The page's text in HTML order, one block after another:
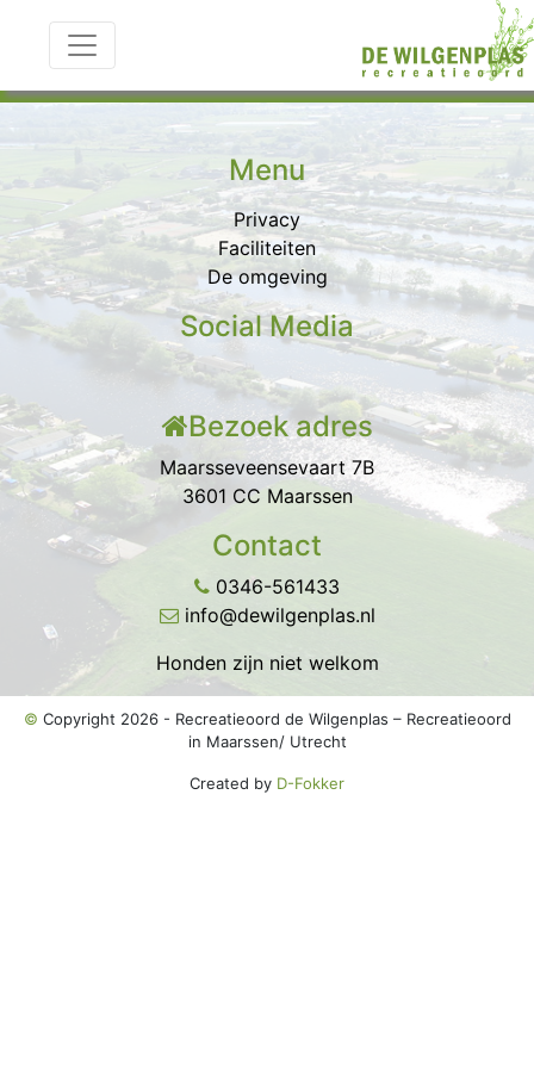
Categorie:
Menu
Privacy
Faciliteiten
De omgeving
Social Media
Bezoek adres
Maarsseveensevaart 7B
3601 CC Maarssen
Contact
0346-561433
info@dewilgenplas.nl
Honden zijn niet welkom
© Copyright 2026 - Recreatieoord de Wilgenplas – Recreatieoord
in Maarssen/ Utrecht
Created by D-Fokker